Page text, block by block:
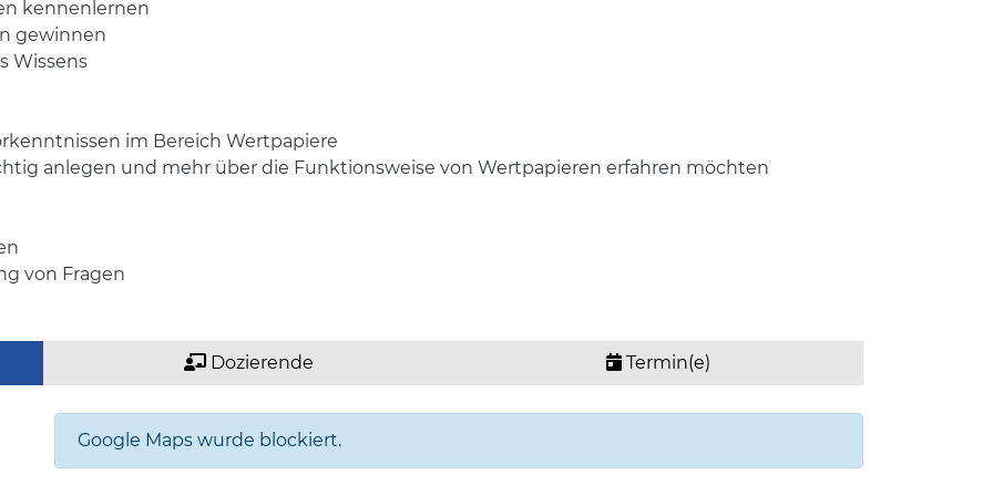
kennenlernen
gewinnen
Wissens
im Bereich Wertpapiere
anlegen und mehr über die Funktionsweise von Wertpapieren erfahren möchten
von Fragen
Dozierende Termin(e)
Google Maps wurde blockiert.